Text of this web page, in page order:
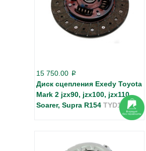
15 750.00 p
Диск сцепления Exedy Toyota
Mark 2 jzx90, jzx100, jzx110,
Soarer, Supra R154 TYD124U